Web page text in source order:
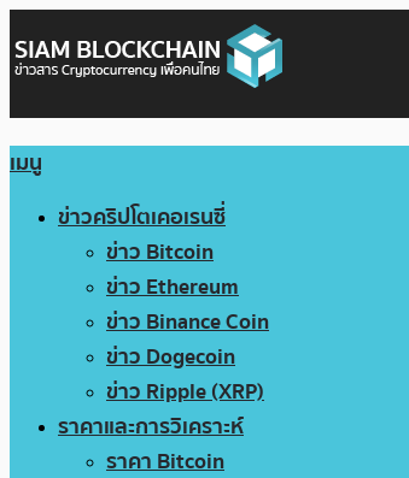
เมนู
ข่าวคริปโตเคอเรนซี่
ข่าว Bitcoin
ข่าว Ethereum
ข่าว Binance Coin
ข่าว Dogecoin
ข่าว Ripple (XRP)
ราคาและการวิเคราะห์
ราคา Bitcoin